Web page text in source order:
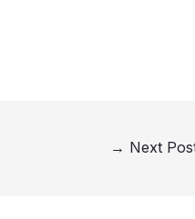
Next
→